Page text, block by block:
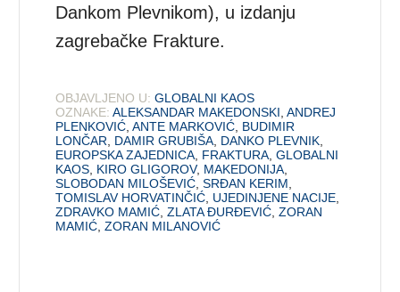
Dankom Plevnikom), u izdanju
zagrebačke Frakture.
OBJAVLJENO U: GLOBALNI KAOS
OZNAKE: ALEKSANDAR MAKEDONSKI ,ANDREJ
PLENKOVIĆ ,ANTE MARKOVIĆ BUDIMIR
LONČAR
DAMIR GRUBIŠA DANKO PLEVNIK
EUROPSKA ZAJEDNICA FRAKTURA ,GLOBALNI
KAOS KIRO GLIGOROV, MAKEDONIJA
SLOBODAN MILOŠEVIĆ ,SRĐAN KERIM
TOMISLAV HORVATINČIĆ UJEDINJENE NACIJE
ZDRAVKO MAMIĆ ,ZLATA ĐURĐEVIĆ ,ZORAN
MAMIĆ ,ZORAN MILANOVIĆ